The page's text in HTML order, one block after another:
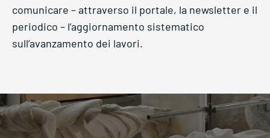
comunicare – attraverso il portale, la newsletter e il
periodico – l’aggiornamento sistematico
sull’avanzamento dei lavori.